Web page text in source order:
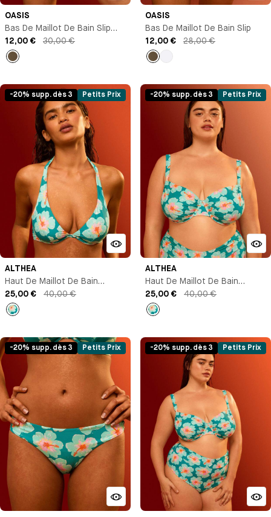
OASIS
Bas De Maillot De Bain Slip
Brésilien
12,00 € 30,00 €
empty
OASIS
Bas De Maillot De Bain Slip
12,00 €
28,00 €
emptyBlanc
-20% supp. dès 3 Petits Prix
ALTHEA
Haut De Maillot De Bain
Triangle Avec Armature
25,00 € 40,00 €
Imprimé
-20% supp. dès 3 Petits Prix
ALTHEA
Haut De Maillot De Bain
Corbeille
25,00 € 40,00 €
Imprimé
-20% supp. dès 3 Petits Prix -20% supp. dès 3 Petits Prix